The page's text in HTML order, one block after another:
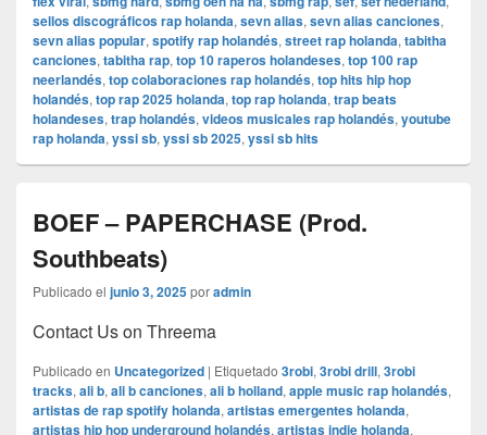
sellos discográficos rap holanda, sevn alias, sevn alias canciones,
sevn alias popular, spotify rap holandés, street rap holanda, tabitha
canciones, tabitha rap, top 10 raperos holandeses, top 100 rap
neerlandés, top colaboraciones rap holandés, top hits hip hop
holandés, top rap 2025 holanda, top rap holanda, trap beats
holandeses, trap holandés, videos musicales rap holandés, youtube
rap holanda, yssi sb, yssi sb 2025, yssi sb hits
BOEF – PAPERCHASE (Prod.
Southbeats)
Publicado el junio 3, 2025poradmin
Contact Us on Threema
Publicado en Uncategorized | Etiquetado 3robi, 3robi drill, 3robi
tracks, ali b, ali b canciones, ali b holland, apple music rap holandés,
artistas de rap spotify holanda, artistas emergentes holanda,
artistas hip hop underground holandés, artistas indie holanda,